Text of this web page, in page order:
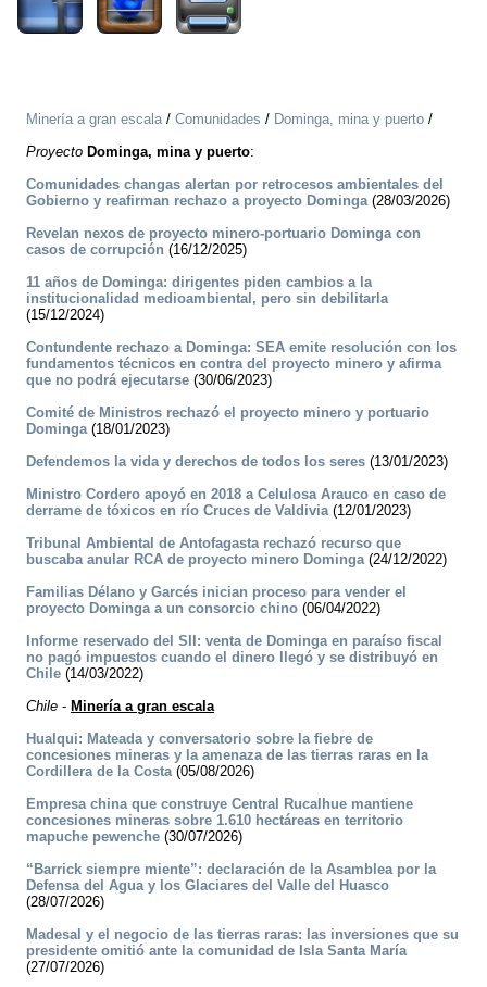
Minería a gran escala/ Comunidades / Dominga, mina y puerto /
Proyecto Dominga, mina y puerto:
Comunidades changas alertan por retrocesos ambientales del
Gobierno y reafirman rechazo a proyecto Dominga(28/03/2026)
Revelan nexos de proyecto minero-portuario Dominga con
casos de corrupción (16/12/2025)
11 años de Dominga: dirigentes piden cambios a la
institucionalidad medioambiental, pero sin debilitarla
(15/12/2024)
Contundente rechazo a Dominga: SEA emite resolución con los
fundamentos técnicos en contra del proyecto minero y afirma
que no podrá ejecutarse (30/06/2023)
Comité de Ministros rechazó el proyecto minero y portuario
Dominga(18/01/2023)
Defendemos la vida y derechos de todos los seres (13/01/2023)
Ministro Cordero apoyó en 2018 a Celulosa Arauco en caso de
derrame de tóxicos en río Cruces de Valdivia(12/01/2023)
Tribunal Ambiental de Antofagasta rechazó recurso que
buscaba anular RCA de proyecto minero Dominga(24/12/2022)
Familias Délano y Garcés inician proceso para vender el
proyecto Dominga a un consorcio chino (06/04/2022)
Informe reservado del SII: venta de Dominga en paraíso fiscal
no pagó impuestos cuando el dinero llegó y se distribuyó en
Chile (14/03/2022)
Chile - Minería a gran escala
Hualqui: Mateada y conversatorio sobre la fiebre de
concesiones mineras y la amenaza de las tierras raras en la
Cordillera de la Costa(05/08/2026)
Empresa china que construye Central Rucalhue mantiene
concesiones mineras sobre 1.610 hectáreas en territorio
mapuche pewenche (30/07/2026)
“Barrick siempre miente”: declaración de la Asamblea por la
Defensa del Agua y los Glaciares del Valle del Huasco
(28/07/2026)
Madesal y el negocio de las tierras raras: las inversiones que su
presidente omitió ante la comunidad de Isla Santa María
(27/07/2026)